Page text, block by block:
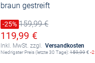
braun gestreift
Preis reduziert um
-25%
Alter Preis159,99 €
Ermäßigter Preis
119,99 €
Inkl. MwSt. zzgl. Versandkosten
Niedrigster Preis (letzte 30 Tage):159,99€ -